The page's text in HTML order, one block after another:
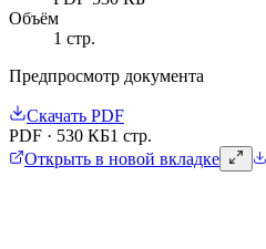
Объём
1 стр.
Предпросмотр документа
Скачать PDF
PDF · 530 КБ1 стр.
Открыть в новой вкладке